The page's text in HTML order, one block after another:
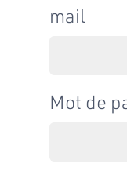
mail
Mot de